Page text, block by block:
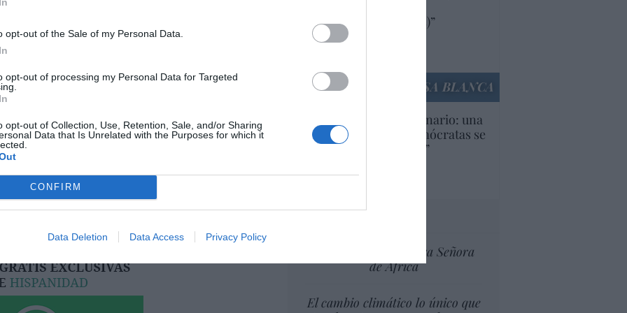
opt-out of the Sale of my Personal Data.
opt-out of processing my Personal Data for Targeted
opt-out of Collection, Use, Retention, Sale, and/or Sharing
Data that Is Unrelated with the Purposes for which it
CONFIRM
Data Deletion Data Access Privacy Policy
este artículo?
newsletter y recibe cada dia
destacado de Hispanidad
legales
americanas (y europeas)”
por Ana Sánchez Arjona
LA CASA BLANCA
EEUU. Inquietante escenario: una
tercera parte de los demócratas se
define como “socialista”
Ceuta celebra Nuestra Señora
de África
El cambio climático lo único que